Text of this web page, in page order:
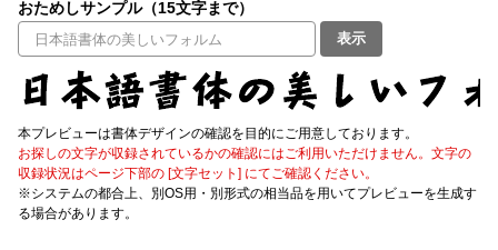
文字種類
価格帯
おためしサンプル（15文字まで）
表示
本プレビューは書体デザインの確認を目的にご用意しております。
お探しの文字が収録されているかの確認にはご利用いただけません。文字の
収録状況はページ下部の [文字セット] にてご確認ください。
※システムの都合上、別OS用・別形式の相当品を用いてプレビューを生成す
る場合があります。